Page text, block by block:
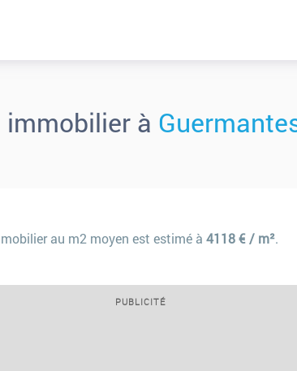
à
au m2 moyen est estimé à 4118 € / m².
PUBLICITÉ